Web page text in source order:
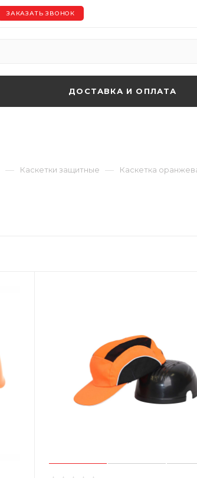
ЗАКАЗАТЬ ЗВОНОК
ДОСТАВКА И ОПЛАТА
— Каскетки защитные — Каскетка